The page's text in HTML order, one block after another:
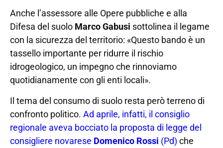
Anche l’assessore alle Opere pubbliche e alla
Difesa del suolo Marco Gabusi sottolinea il legame
con la sicurezza del territorio: «Questo bando è un
tassello importante per ridurre il rischio
idrogeologico, un impegno che rinnoviamo
quotidianamente con gli enti locali».
Il tema del consumo di suolo resta però terreno di
confronto politico. Ad aprile, infatti, il consiglio
regionale aveva bocciato la proposta di legge del
consigliere novarese Domenico Rossi (Pd) che